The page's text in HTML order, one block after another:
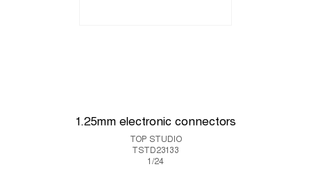
1.25mm electronic connectors
TOP STUDIO
TSTD23133
1/24